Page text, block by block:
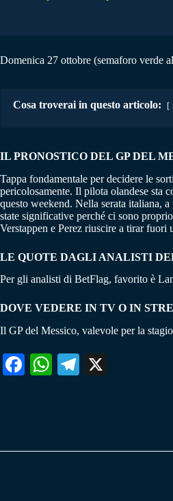
Domenica 27 ottobre (semaforo verde
Cosa troverai in questo articolo:
IL PRONOSTICO DEL GP DEL
Tappa fondamentale per decidere le
pericolosamente. Il pilota olandese sta
questo weekend. Nella serata italiana,
state significative perché ci sono
Verstappen e Perez riuscire a tirar
LE QUOTE DAGLI ANALISTI
Per gli analisti di BetFlag, favorito è
DOVE VEDERE IN TV O IN
Il GP del Messico, valevole per la
Fa W
pp
Te
m